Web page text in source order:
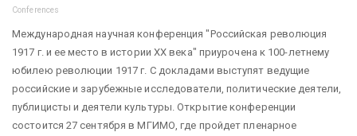
Conferences
Международная научная конференция "Российская революция
1917 г. и ее место в истории XX века" приурочена к 100-летнему
юбилею революции 1917 г. С докладами выступят ведущие
российские и зарубежные исследователи, политические деятели,
публицисты и деятели культуры. Открытие конференции
состоится 27 сентября в МГИМО, где пройдет пленарное